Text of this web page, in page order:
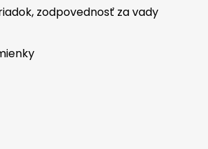
zodpovednosť za vady